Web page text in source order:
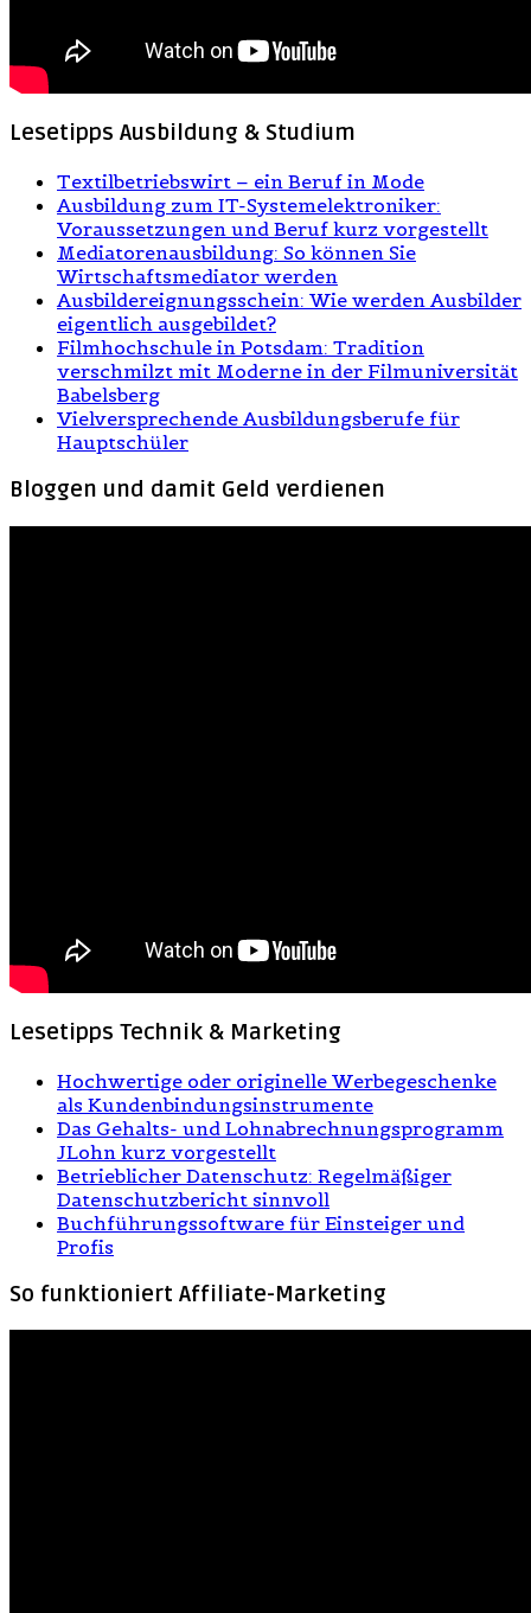
Lesetipps Ausbildung & Studium
Textilbetriebswirt – ein Beruf in Mode
Ausbildung zum IT-Systemelektroniker:
Voraussetzungen und Beruf kurz vorgestellt
Mediatorenausbildung: So können Sie
Wirtschaftsmediator werden
Ausbildereignungsschein: Wie werden Ausbilder
eigentlich ausgebildet?
Filmhochschule in Potsdam: Tradition
verschmilzt mit Moderne in der Filmuniversität
Babelsberg
Vielversprechende Ausbildungsberufe für
Hauptschüler
Bloggen und damit Geld verdienen
Lesetipps Technik & Marketing
Hochwertige oder originelle Werbegeschenke
als Kundenbindungsinstrumente
Das Gehalts- und Lohnabrechnungsprogramm
JLohn kurz vorgestellt
Betrieblicher Datenschutz: Regelmäßiger
Datenschutzbericht sinnvoll
Buchführungssoftware für Einsteiger und
Profis
So funktioniert Affiliate-Marketing